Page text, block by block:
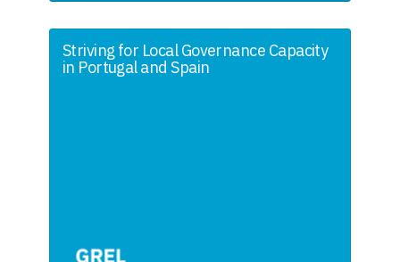
Striving for Local Governance Capacity
in Portugal and Spain